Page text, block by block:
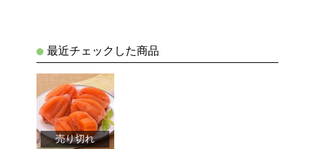
最近チェックした商品
売り切れ